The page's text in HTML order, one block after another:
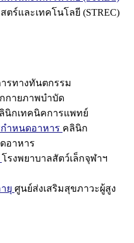
ตร์และเทคโนโลยี (STREC)
รทางทันตกรรม
กายภาพบำบัด
นิกเทคนิคการแพทย์
ำหนดอาหาร คลินิก
อาหาร
โรงพยาบาลสัตว์เล็กจุฬาฯ
ยุ ศูนย์ส่งเสริมสุขภาวะผู้สูง